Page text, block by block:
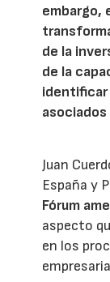
embargo,
de la
de la
identificar
asociados
Juan
España y
Fórum
aspecto
en los